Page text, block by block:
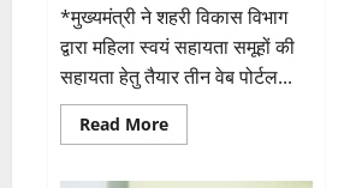
*मुख्यमंत्री ने शहरी विकास विभाग
द्वारा महिला स्वयं सहायता समूहों की
सहायता हेतु तैयार तीन वेब पोर्टल...
Read MoreRead
more